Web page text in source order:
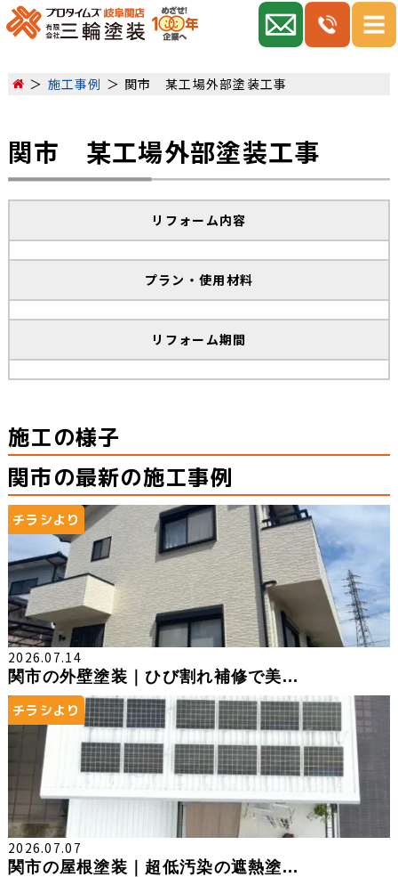
施工事例 関市 某工場外部塗装工事
関市 某工場外部塗装工事
リフォーム内容
プラン・使用材料
リフォーム期間
施工の様子
関市の最新の施工事例
チラシより
2026.07.14
関市の外壁塗装｜ひび割れ補修で美...
チラシより
2026.07.07
関市の屋根塗装｜超低汚染の遮熱塗...